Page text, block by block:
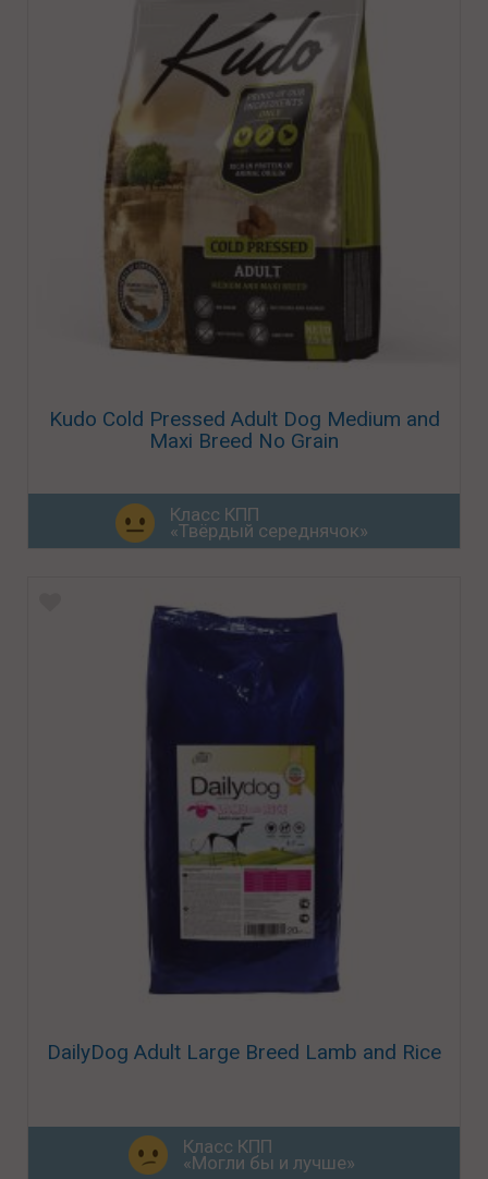
Kudo Cold Pressed Adult Dog Medium and
Maxi Breed No Grain
Класс КПП
«Твёрдый середнячок»
DailyDog Adult Large Breed Lamb and Rice
Класс КПП
«Могли бы и лучше»